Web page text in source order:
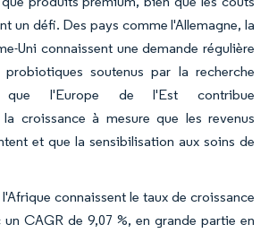
un défi. Des pays comme l'Allemagne, la
Uni connaissent une demande régulière
soutenus par la recherche
que l'Europe de l'Est contribue
croissance à mesure que les revenus
et que la sensibilisation aux soins de
connaissent le taux de croissance
CAGR de 9,07 %, en grande partie en